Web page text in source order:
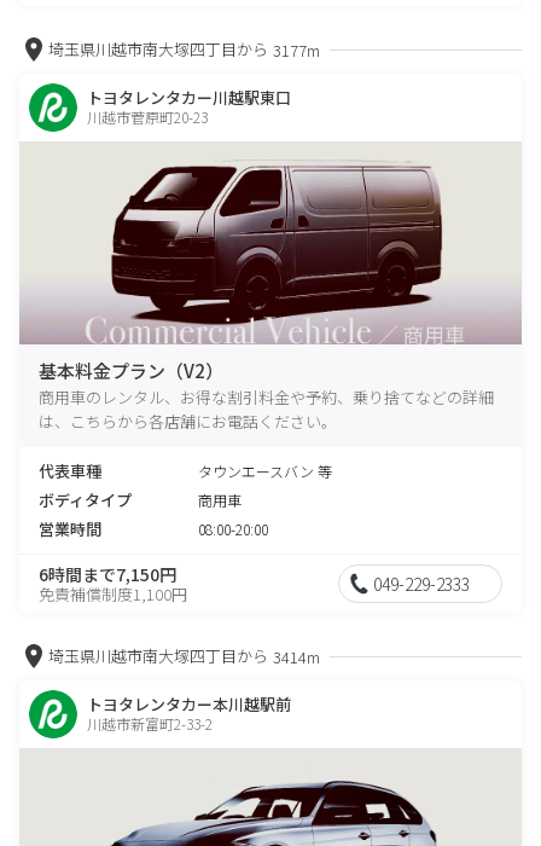
埼玉県川越市南大塚四丁目から 3177m
トヨタレンタカー川越駅東口
川越市菅原町20-23
基本料金プラン（V2）
商用車のレンタル、お得な割引料金や予約、乗り捨てなどの詳細
は、こちらから各店舗にお電話ください。
代表車種 タウンエースバン 等
ボディタイプ 商用車
営業時間 08:00-20:00
6時間まで7,150円
免責補償制度1,100円 049-229-2333
埼玉県川越市南大塚四丁目から 3414m
トヨタレンタカー本川越駅前
川越市新富町2-33-2